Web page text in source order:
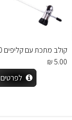
קולב מתכת עם קליפים 40 ס”מ
5.00 ₪
לפרטים